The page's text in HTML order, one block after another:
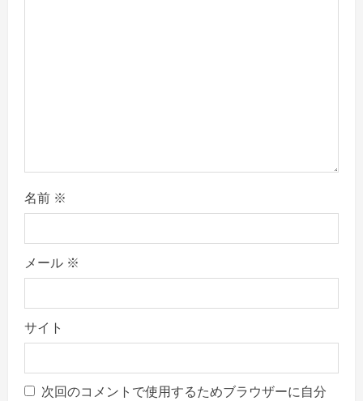
名前 ※
メール ※
サイト
次回のコメントで使用するためブラウザーに自分